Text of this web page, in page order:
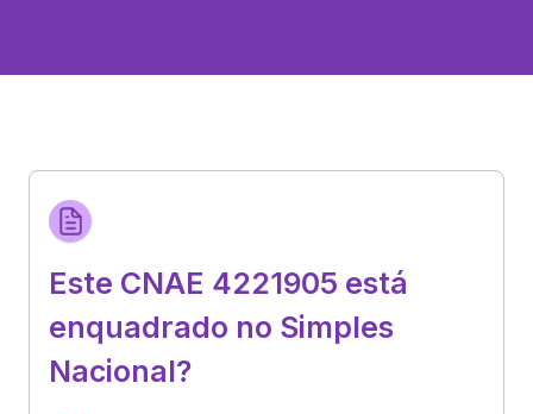
Este CNAE 4221905 está
enquadrado no Simples
Nacional?